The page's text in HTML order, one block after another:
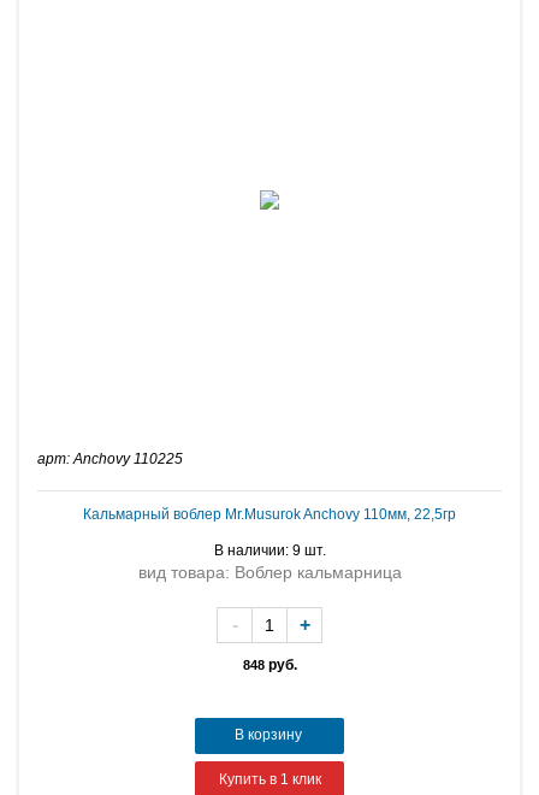
арт: Anchovy 110225
Кальмарный воблер Mr.Musurok Anchovy 110мм, 22,5гр
В наличии: 9 шт.
вид товара: Воблер кальмарница
848руб.
- +
В корзину
Купить в 1 клик